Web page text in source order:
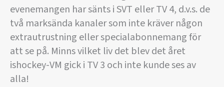
evenemangen har sänts i SVT eller TV 4, d.v.s. de
två marksända kanaler som inte kräver någon
extrautrustning eller specialabonnemang för
att se på. Minns vilket liv det blev det året
ishockey-VM gick i TV 3 och inte kunde ses av
alla!